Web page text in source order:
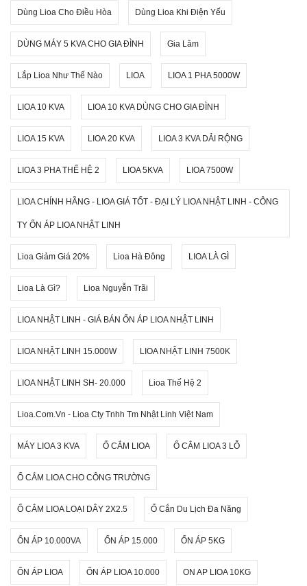
Dùng Lioa Cho Điều Hòa Dùng Lioa Khi Điện Yếu
DÙNG MÁY 5 KVA CHO GIA ĐÌNH Gia Lâm
Lắp Lioa Như Thế Nào LIOA LIOA 1 PHA 5000W
LIOA 10 KVA LIOA 10 KVA DÙNG CHO GIA ĐÌNH
LIOA 15 KVA LIOA 20 KVA LIOA 3 KVA DẢI RỘNG
LIOA 3 PHA THẾ HỆ 2 LIOA 5KVA LIOA 7500W
LIOA CHÍNH HÃNG - LIOA GIÁ TỐT - ĐẠI LÝ LIOA NHẬT LINH - CÔNG
TY ỔN ÁP LIOA NHẬT LINH
Lioa Giảm Giá 20% Lioa Hà Đông LIOA LÀ GÌ
Lioa Là Gì? Lioa Nguyễn Trãi
LIOA NHẬT LINH - GIÁ BÁN ỔN ÁP LIOA NHẬT LINH
LIOA NHẬT LINH 15.000W LIOA NHẬT LINH 7500K
LIOA NHẬT LINH SH- 20.000 Lioa Thế Hệ 2
Lioa.com.vn - Lioa Cty Tnhh Tm Nhật Linh Việt Nam
MÁY LIOA 3 KVA Ổ CẮM LIOA Ổ CẮM LIOA 3 LỖ
Ổ CẮM LIOA CHO CÔNG TRƯỜNG
Ổ CẮM LIOA LOẠI DÂY 2X2.5 Ổ Cắn Du Lịch Đa Năng
ỔN ÁP 10.000VA ỔN ÁP 15.000 ỔN ÁP 5KG
ỔN ÁP LIOA ỔN ÁP LIOA 10.000 ON AP LIOA 10KG